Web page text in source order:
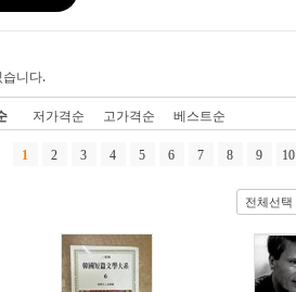
니다.
저가격순 고가격순 베스트순
1 2 3 4 5 6 7 8 9 10
전체선택